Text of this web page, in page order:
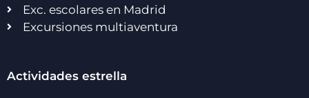
Exc. escolares en Madrid
Excursiones multiaventura
Actividades estrella